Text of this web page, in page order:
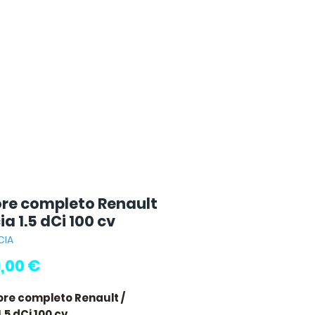
completo Renault
1.5 dCi 100 cv
€
completo Renault /